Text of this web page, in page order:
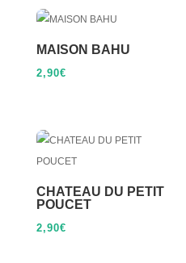
MAISON BAHU
2,90€
CHATEAU DU PETIT
POUCET
2,90€